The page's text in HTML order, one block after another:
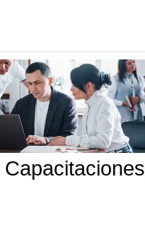
Capacitaciones